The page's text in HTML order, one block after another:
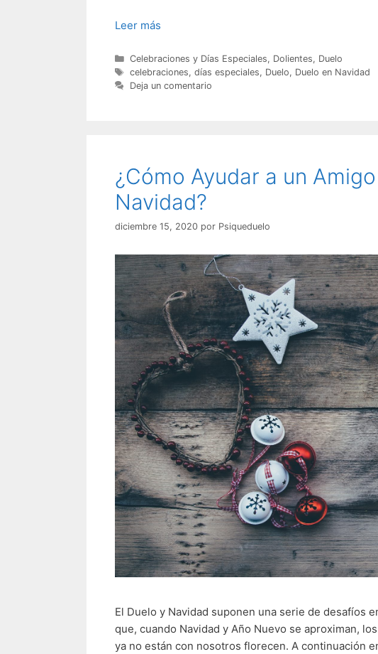
Leer más
Categorías
Celebraciones y Días Especiales, Dolientes, Duelo
Etiquetas
celebraciones, días especiales, Duelo, Duelo en Navidad
Deja un comentario
¿Cómo Ayudar a un
Navidad?
diciembre 15, 2020 por Psiqueduelo
El Duelo y Navidad suponen una serie de desafíos
que, cuando Navidad y Año Nuevo se aproximan,
ya no están con nosotros florecen. A continuación